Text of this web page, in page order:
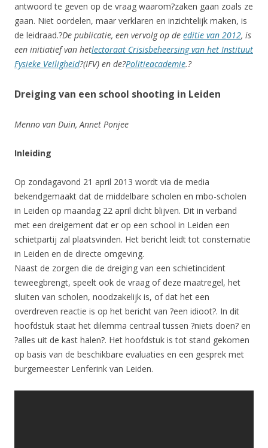
antwoord te geven op de vraag waarom?zaken gaan zoals ze
gaan. Niet oordelen, maar verklaren en inzichtelijk maken, is
de leidraad.?De publicatie, een vervolg op de editie van 2012, is
een initiatief van hetlectoraat Crisisbeheersing van het Instituut
Fysieke Veiligheid?(IFV) en de?Politieacademie.?
Dreiging van een school shooting in Leiden
Menno van Duin, Annet Ponjee
Inleiding
Op zondagavond 21 april 2013 wordt via de media
bekendgemaakt dat de middelbare scholen en mbo-scholen
in Leiden op maandag 22 april dicht blijven. Dit in verband
met een dreigement dat er op een school in Leiden een
schietpartij zal plaatsvinden. Het bericht leidt tot consternatie
in Leiden en de directe omgeving.
Naast de zorgen die de dreiging van een schietincident
teweegbrengt, speelt ook de vraag of deze maatregel, het
sluiten van scholen, noodzakelijk is, of dat het een
overdreven reactie is op het bericht van ?een idioot?. In dit
hoofdstuk staat het dilemma centraal tussen ?niets doen? en
?alles uit de kast halen?. Het hoofdstuk is tot stand gekomen
op basis van de beschikbare evaluaties en een gesprek met
burgemeester Lenferink van Leiden.